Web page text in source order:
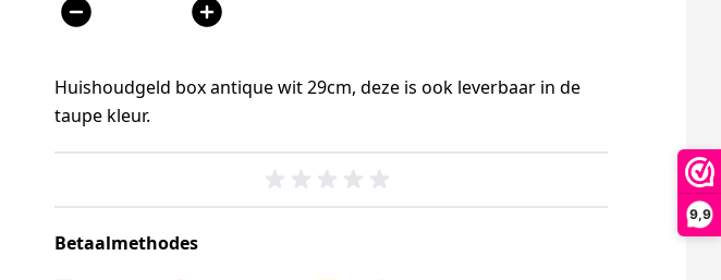
9,9
Aantal
Huishoudgeld box antique wit 29cm, deze is ook leverbaar in de
taupe kleur.
Betaalmethodes